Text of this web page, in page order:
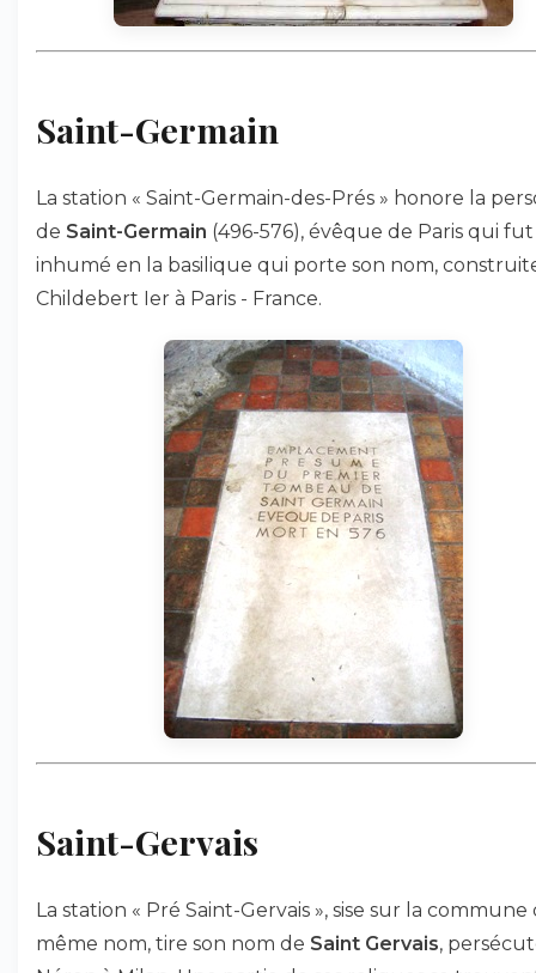
Saint-Germain
La station « Saint-Germain-des-Prés » honore la
de Saint-Germain (496-576), évêque de Paris qui fut
inhumé en la basilique qui porte son nom,
Childebert Ier à Paris - France.
Saint-Gervais
La station « Pré Saint-Gervais », sise sur la commune
même nom, tire son nom de Saint Gervais,